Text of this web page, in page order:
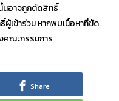
นอาจถูกตัดสิทธิ์
เข้าร่วม หากพบเนื้อหาที่ขัด
ณะกรรมการ
Share